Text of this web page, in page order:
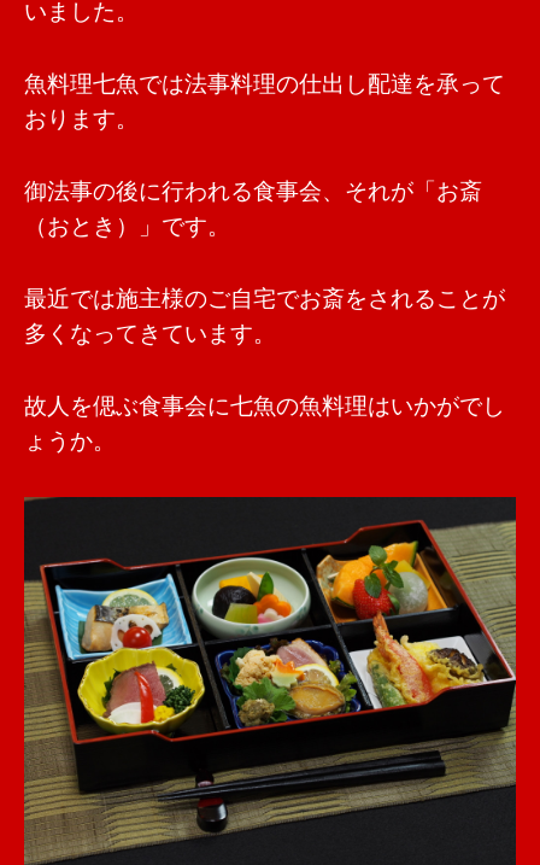
いました。
魚料理七魚では法事料理の仕出し配達を承って
おります。
御法事の後に行われる食事会、それが「お斎
（おとき）」です。
最近では施主様のご自宅でお斎をされることが
多くなってきています。
故人を偲ぶ食事会に七魚の魚料理はいかがでし
ょうか。